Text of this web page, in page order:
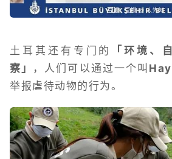
土耳其还有专门的
「环境、
察」
，人们可以通过一个叫
举报虐待动物的行为。